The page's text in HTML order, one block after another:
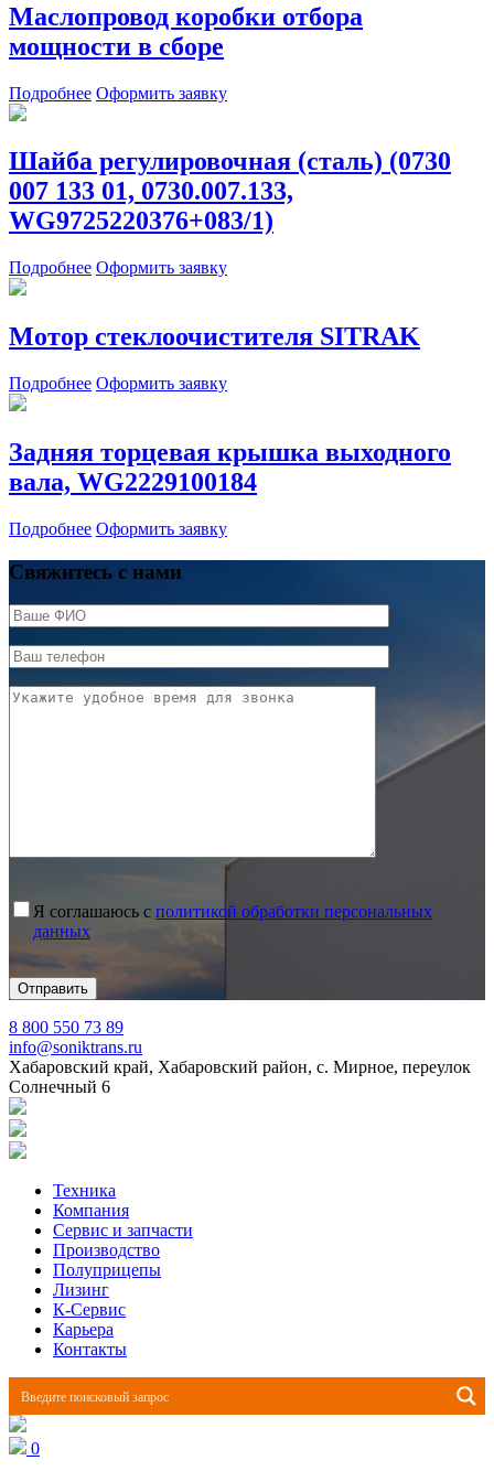
Маслопровод коробки отбора
мощности в сборе
Подробнее Оформить заявку
Шайба регулировочная (сталь) (0730
007 133 01, 0730.007.133,
WG9725220376+083/1)
Подробнее Оформить заявку
Мотор стеклоочистителя SITRAK
Подробнее Оформить заявку
Задняя торцевая крышка выходного
вала, WG2229100184
Подробнее Оформить заявку
Свяжитесь с нами
Я соглашаюсь с политикой обработки персональных
данных
8 800 550 73 89
info@soniktrans.ru
Хабаровский край, Хабаровский район, с. Мирное, переулок
Солнечный 6
Техника
Компания
Сервис и запчасти
Производство
Полуприцепы
Лизинг
К-Сервис
Карьера
Контакты
0